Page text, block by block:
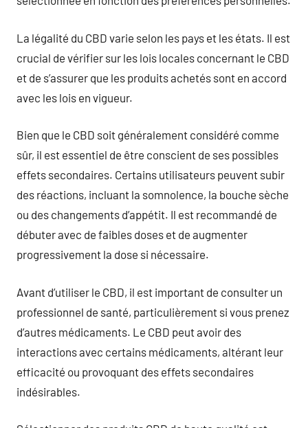
La légalité du CBD varie selon les pays et les états. Il est
crucial de vérifier sur les lois locales concernant le CBD
et de s’assurer que les produits achetés sont en accord
avec les lois en vigueur.
Bien que le CBD soit généralement considéré comme
sûr, il est essentiel de être conscient de ses possibles
effets secondaires. Certains utilisateurs peuvent subir
des réactions, incluant la somnolence, la bouche sèche
ou des changements d’appétit. Il est recommandé de
débuter avec de faibles doses et de augmenter
progressivement la dose si nécessaire.
Avant d’utiliser le CBD, il est important de consulter un
professionnel de santé, particulièrement si vous prenez
d’autres médicaments. Le CBD peut avoir des
interactions avec certains médicaments, altérant leur
efficacité ou provoquant des effets secondaires
indésirables.